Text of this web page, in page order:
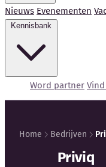
Nieuws Evenementen
Word partner
Home Bedrijven
Priviq